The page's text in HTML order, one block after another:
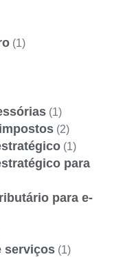
(1)
(1)
(2)
(1)
para
para e-
serviços(1)